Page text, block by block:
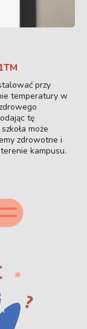
przy
temperatury w
tę
może
zdrowotne i
kampusu.